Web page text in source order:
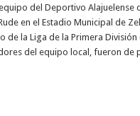
del Deportivo Alajuelense
en el Estadio Municipal de
de la Liga de la Primera División
del equipo local, fueron